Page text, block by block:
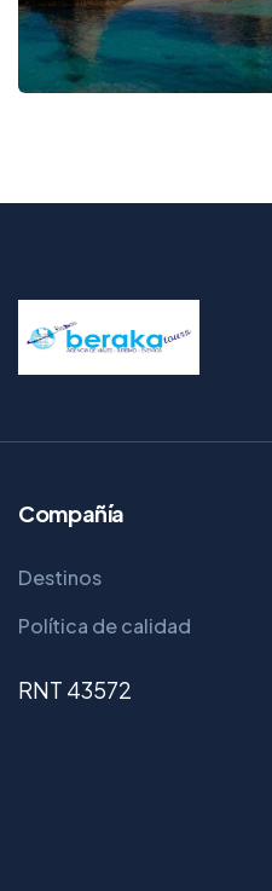
Compañía
Destinos
Política de calidad
RNT 43572